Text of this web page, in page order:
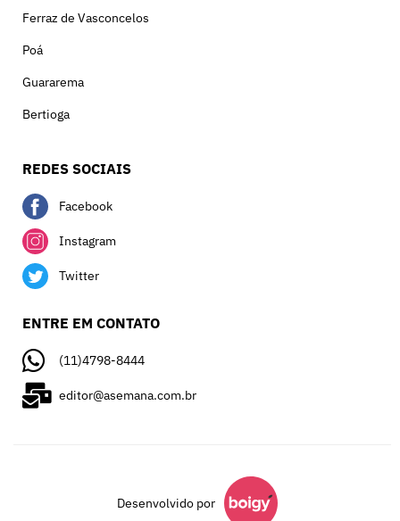
Ferraz de Vasconcelos
Poá
Guararema
Bertioga
REDES SOCIAIS
Facebook
Instagram
Twitter
ENTRE EM CONTATO
(11)4798-8444
editor@asemana.com.br
Desenvolvido por